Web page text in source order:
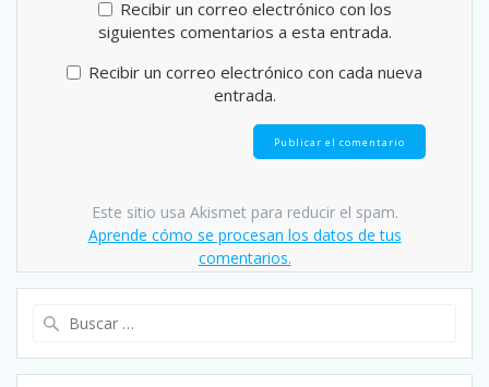
Recibir un correo electrónico con los
siguientes comentarios a esta entrada.
Recibir un correo electrónico con cada nueva
entrada.
Este sitio usa Akismet para reducir el spam.
Aprende cómo se procesan los datos de tus
comentarios.